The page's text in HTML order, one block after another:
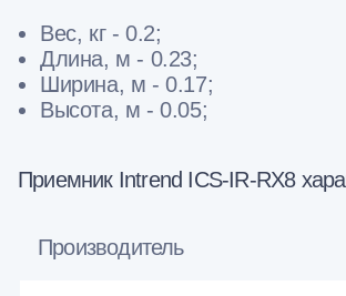
Вес, кг - 0.2;
Длина, м - 0.23;
Ширина, м - 0.17;
Высота, м - 0.05;
Приемник Intrend ICS-IR-RX8
Производитель